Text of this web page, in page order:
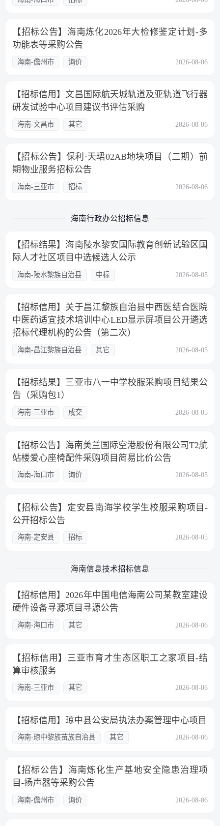
【招标公告】海南炼化2026年大检修鉴定计划-多
功能表等采购公告
海南-儋州市 询价 2026-08-06
【招标信用】文昌国际航天城轨道及亚轨道飞行器
研发试验中心项目建议书评估采购
海南-文昌市 其它 2026-08-06
【招标公告】保利·天珺02AB地块项目（二期）前
期物业服务招标公告
海南-三亚市 招标 2026-08-06
海南行政办公招标信息
【招标结果】海南陵水黎安国际教育创新试验区国
际人才社区项目中选候选人公示
海南-陵水黎族自治县 中标 2026-08-05
【招标信用】关于昌江黎族自治县中西医结合医院
中医药适宜技术培训中心LED显示屏项目公开遴选
招标代理机构的公告（第二次）
海南-昌江黎族自治县 其它 2026-08-05
【招标结果】三亚市八一中学校服采购项目结果公
告（采购包1）
海南-三亚市 成交 2026-08-05
【招标公告】海南美兰国际空港股份有限公司T2航
站楼爱心座椅配件采购项目简易比价公告
海南-海口市 询价 2026-08-05
【招标公告】定安县南海学校学生校服采购项⽬-
公开招标公告
海南-定安县 招标 2026-08-05
海南信息技术招标信息
【招标信用】2026年中国电信海南公司某教室建设
硬件设备寻源项目寻源公告
海南-海口市 其它 2026-08-06
【招标信用】三亚市育才生态区职工之家项目-结
算审核服务
海南-三亚市 其它 2026-08-06
【招标信用】琼中县公安局执法办案管理中心项目
海南-琼中黎族苗族自治县 其它 2026-08-06
【招标公告】海南炼化生产基地安全隐患治理项
目-扬声器等采购公告
海南-儋州市 询价 2026-08-06